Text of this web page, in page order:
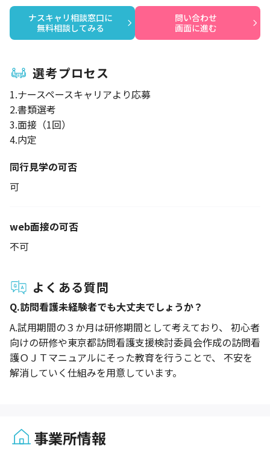
ナスキャリ相談窓口に
無料相談してみる
問い合わせ
画面に進む
選考プロセス
1.ナースペースキャリアより応募
2.書類選考
3.面接（1回）
4.内定
同行見学の可否
可
web面接の可否
不可
よくある質問
Q.訪問看護未経験者でも大丈夫でしょうか？
A.試用期間の３か月は研修期間として考えており、 初心者
向けの研修や東京都訪問看護支援検討委員会作成の訪問看
護ＯＪＴマニュアルにそった教育を行うことで、 不安を
解消していく仕組みを用意しています。
事業所情報